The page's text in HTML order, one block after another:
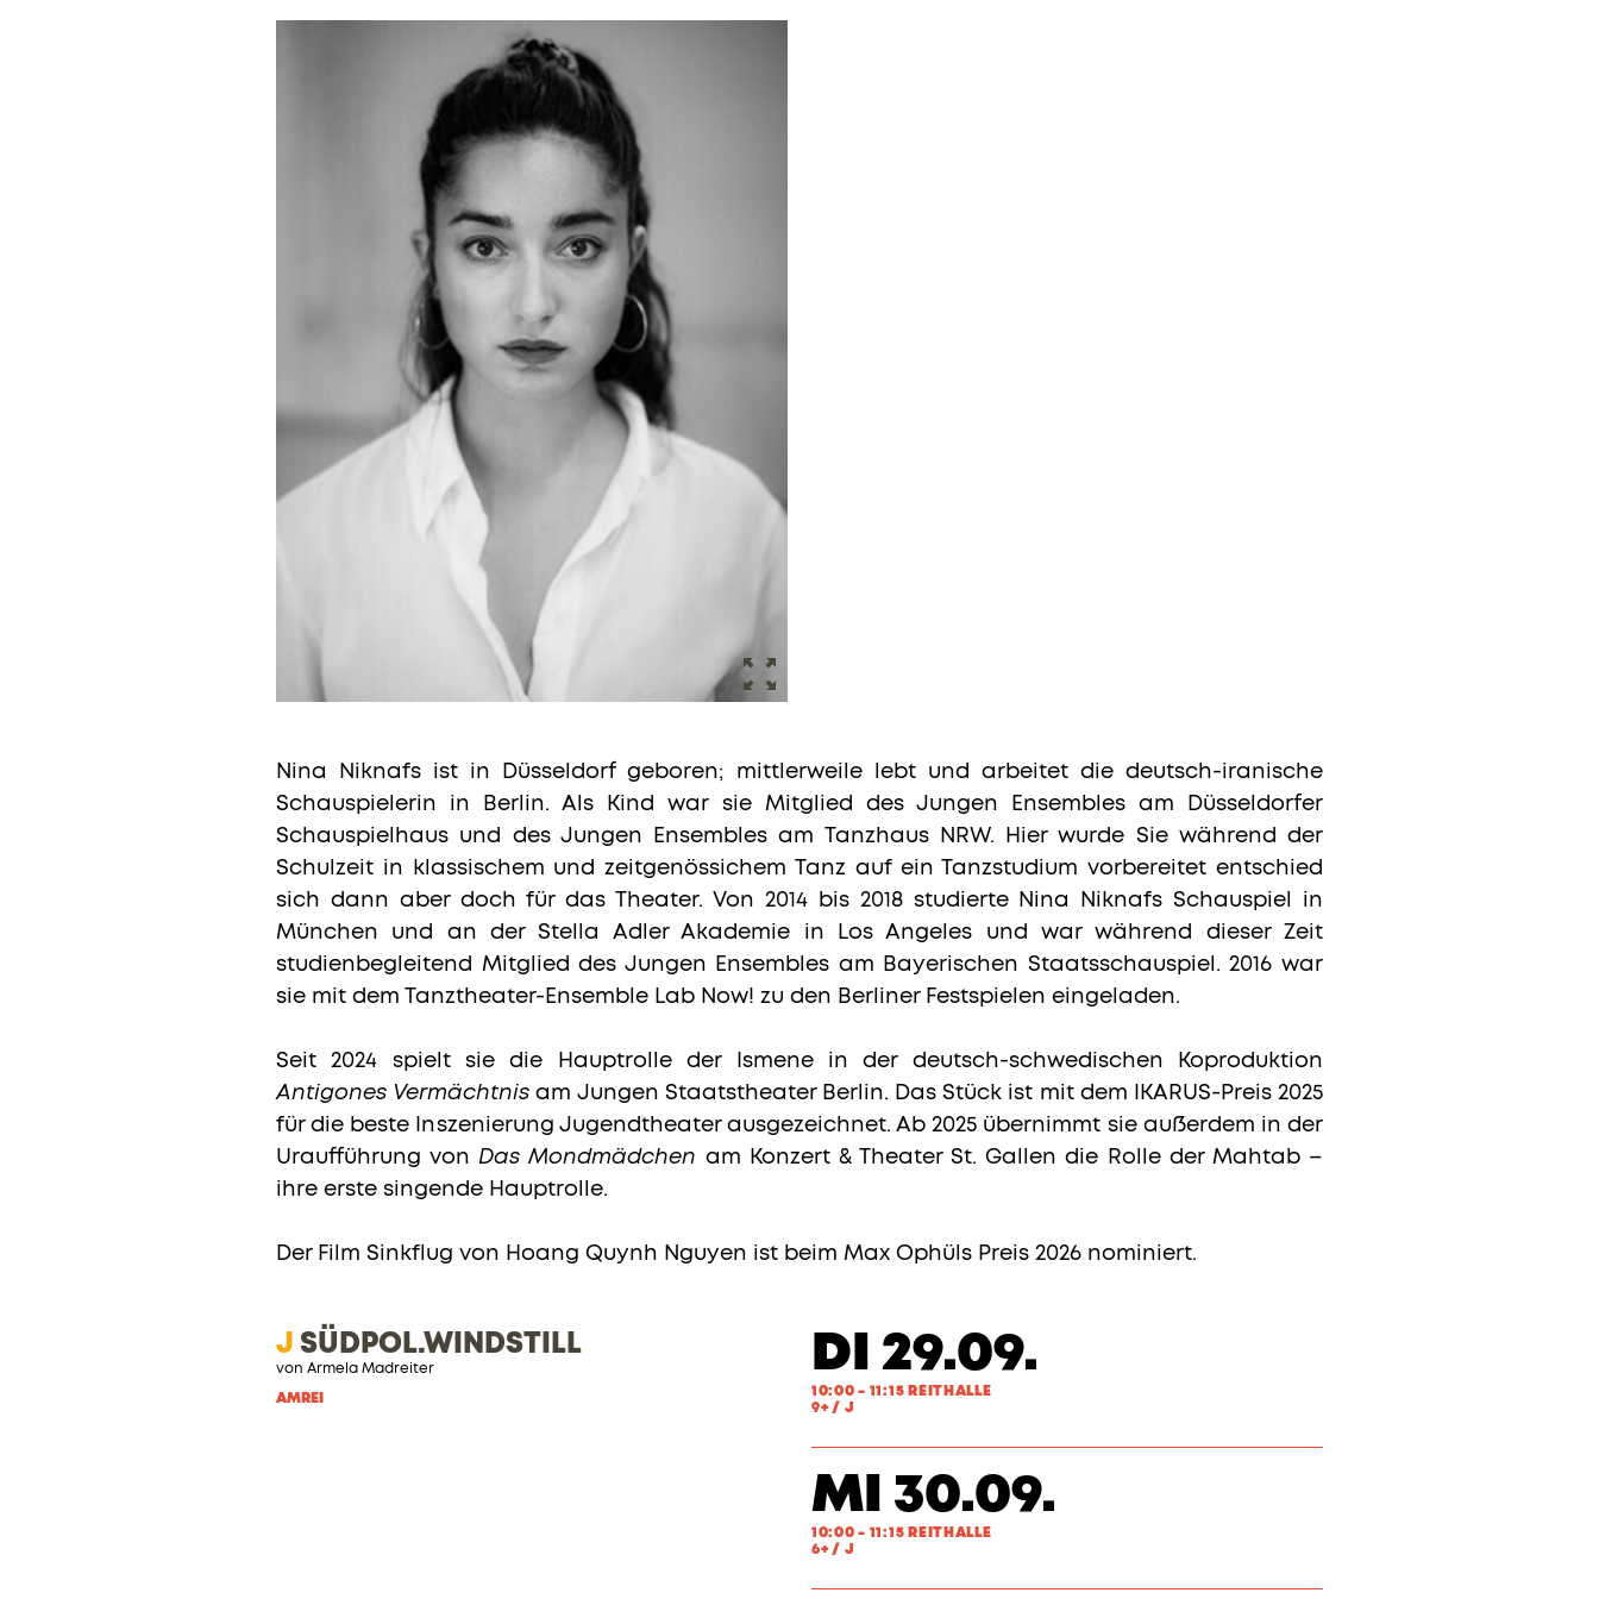
Nina Niknafs ist in Düsseldorf geboren; mittlerweile lebt und arbeitet die deutsch-iranische
Schauspielerin in Berlin. Als Kind war sie Mitglied des Jungen Ensembles am Düsseldorfer
Schauspielhaus und des Jungen Ensembles am Tanzhaus NRW. Hier wurde Sie während der
Schulzeit in klassischem und zeitgenössichem Tanz auf ein Tanzstudium vorbereitet entschied
sich dann aber doch für das Theater. Von 2014 bis 2018 studierte Nina Niknafs Schauspiel in
München und an der Stella Adler Akademie in Los Angeles und war während dieser Zeit
studienbegleitend Mitglied des Jungen Ensembles am Bayerischen Staatsschauspiel. 2016 war
sie mit dem Tanztheater-Ensemble Lab Now! zu den Berliner Festspielen eingeladen.
Seit 2024 spielt sie die Hauptrolle der Ismene in der deutsch-schwedischen Koproduktion
Antigones Vermächtnis am Jungen Staatstheater Berlin. Das Stück ist mit dem IKARUS-Preis 2025
für die beste Inszenierung Jugendtheater ausgezeichnet. Ab 2025 übernimmt sie außerdem in der
Uraufführung vonDas Mondmädchen am Konzert & Theater St. Gallen die Rolle der Mahtab –
ihre erste singende Hauptrolle.
Der Film Sinkflug von Hoang Quynh Nguyen ist beim Max Ophüls Preis 2026 nominiert.
J SÜDPOL.WINDSTILL
von Armela Madreiter
AMREI
DI 29.09.
10:00 - 11:15 REITHALLE
9+ / J
MI 30.09.
10:00 - 11:15 REITHALLE
6+ / J